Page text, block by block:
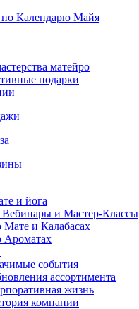
Календарю Майя
матейро
подарки
и йога
и Мастер-Классы
Мате и Калабасах
Ароматах
события
ассортимента
жизнь
компании